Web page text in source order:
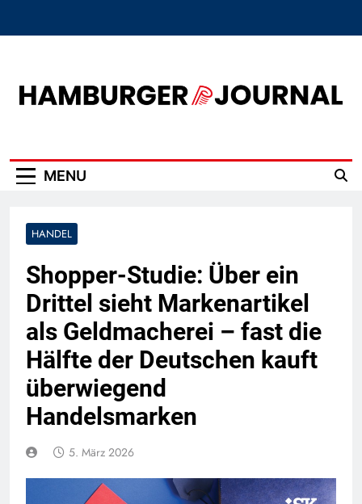
MENU
HANDEL
Shopper-Studie: Über ein
Drittel sieht Markenartikel
als Geldmacherei – fast die
Hälfte der Deutschen kauft
überwiegend
Handelsmarken
5. März 2026